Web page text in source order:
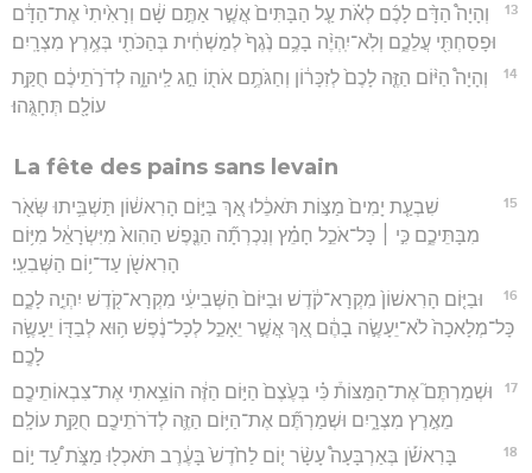
13
וְהָיָה֩ הַדָּ֨ם לָכֶ֜ם לְאֹ֗ת עַ֤ל הַבָּתִּים֙ אֲשֶׁ֣ר אַתֶּ֣ם שָׁ֔ם וְרָאִ֙יתִי֙ אֶת־הַדָּ֔ם
וּפָסַחְתִּ֖י עֲלֵכֶ֑ם וְלֹֽא־יִֽהְיֶ֨ה בָכֶ֥ם נֶ֙גֶף֙ לְמַשְׁחִ֔ית בְּהַכֹּתִ֖י בְּאֶ֥רֶץ מִצְרָֽיִם׃
14
וְהָיָה֩ הַיּ֨וֹם הַזֶּ֤ה לָכֶם֙ לְזִכָּר֔וֹן וְחַגֹּתֶ֥ם אֹת֖וֹ חַ֣ג לַֽיהוָ֑ה לְדֹרֹ֣תֵיכֶ֔ם חֻקַּ֥ת
עוֹלָ֖ם תְּחָגֻּֽהוּ׃
La fête des pains sans levain
15
שִׁבְעַ֤ת יָמִים֙ מַצּ֣וֹת תֹּאכֵ֔לוּ אַ֚ךְ בַּיּ֣וֹם הָרִאשׁ֔וֹן תַּשְׁבִּ֥יתוּ שְּׂאֹ֖ר
מִבָּתֵּיכֶ֑ם כִּ֣י ׀ כָּל־אֹכֵ֣ל חָמֵ֗ץ וְנִכְרְתָ֞ה הַנֶּ֤פֶשׁ הַהִוא֙ מִיִּשְׂרָאֵ֔ל מִיּ֥וֹם
הָרִאשֹׁ֖ן עַד־י֥וֹם הַשְּׁבִעִֽי׃
16
וּבַיּ֤וֹם הָרִאשׁוֹן֙ מִקְרָא־קֹ֔דֶשׁ וּבַיּוֹם֙ הַשְּׁבִיעִ֔י מִקְרָא־קֹ֖דֶשׁ יִהְיֶ֣ה לָכֶ֑ם
כָּל־מְלָאכָה֙ לֹא־יֵעָשֶׂ֣ה בָהֶ֔ם אַ֚ךְ אֲשֶׁ֣ר יֵאָכֵ֣ל לְכָל־נֶ֔פֶשׁ ה֥וּא לְבַדּ֖וֹ יֵעָשֶׂ֥ה
לָכֶֽם׃
17
וּשְׁמַרְתֶּם֮ אֶת־הַמַּצּוֹת֒ כִּ֗י בְּעֶ֙צֶם֙ הַיּ֣וֹם הַזֶּ֔ה הוֹצֵ֥אתִי אֶת־צִבְאוֹתֵיכֶ֖ם
מֵאֶ֣רֶץ מִצְרָ֑יִם וּשְׁמַרְתֶּ֞ם אֶת־הַיּ֥וֹם הַזֶּ֛ה לְדֹרֹתֵיכֶ֖ם חֻקַּ֥ת עוֹלָֽם׃
18
בָּרִאשֹׁ֡ן בְּאַרְבָּעָה֩ עָשָׂ֨ר י֤וֹם לַחֹ֙דֶשׁ֙ בָּעֶ֔רֶב תֹּאכְל֖וּ מַצֹּ֑ת עַ֠ד י֣וֹם